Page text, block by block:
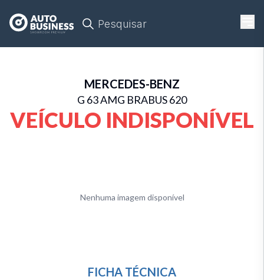
Pesquisar
MERCEDES-BENZ
G 63 AMG BRABUS 620
VEÍCULO INDISPONÍVEL
Nenhuma imagem disponível
FICHA TÉCNICA